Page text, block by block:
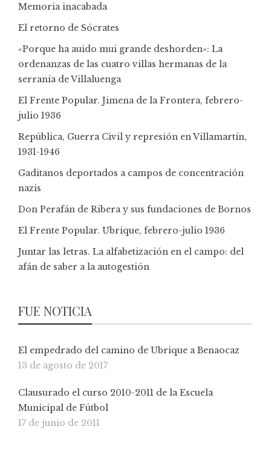
Memoria inacabada
El retorno de Sócrates
«Porque ha auido mui grande deshorden»: La
ordenanzas de las cuatro villas hermanas de la
serranía de Villaluenga
El Frente Popular. Jimena de la Frontera, febrero-
julio 1936
República, Guerra Civil y represión en Villamartín,
1931-1946
Gaditanos deportados a campos de concentración
nazis
Don Perafán de Ribera y sus fundaciones de Bornos
El Frente Popular. Ubrique, febrero-julio 1936
Juntar las letras. La alfabetización en el campo: del
afán de saber a la autogestión
FUE NOTICIA
El empedrado del camino de Ubrique a Benaocaz
13 de agosto de 2017
Clausurado el curso 2010-2011 de la Escuela
Municipal de Fútbol
17 de junio de 2011